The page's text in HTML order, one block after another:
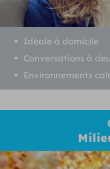
Idéale à domicile
Conversations à
Environnements